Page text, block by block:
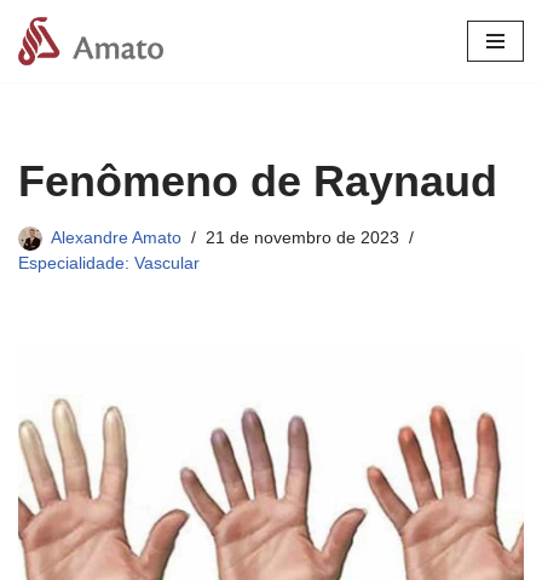
Pular
Fenômeno de Raynaud
Alexandre Amato
21 de novembro de 2023
Especialidade: Vascular